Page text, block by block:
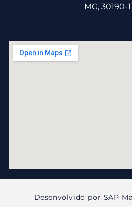
MG, 30190-
Desenvolvido por SAP